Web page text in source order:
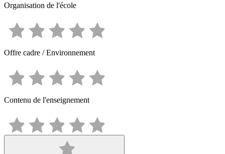
Organisation de l'école
Offre cadre / Environnement
Contenu de l'enseignement